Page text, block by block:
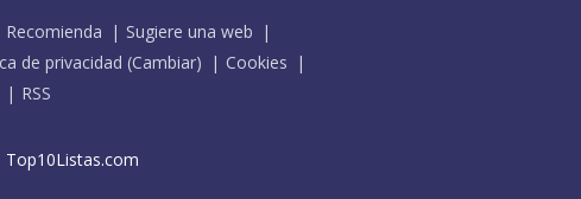
Recomienda
Sugiere una web
de privacidad (Cambiar)
Cookies
RSS
Top10Listas.com